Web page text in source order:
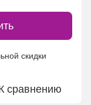
скидки
сравнению